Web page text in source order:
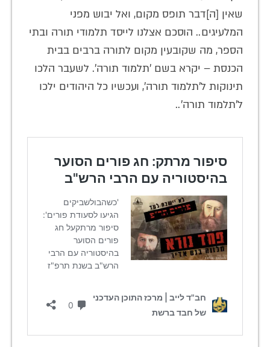
שאין [ה]דבר תופס מקום, ואל יבוש מפני
המלעיגים.. הוסכם אצלנו לייסד תלמודי תורה ובתי
הספר, מה שקובעין מקום לתורה ברבים בבית
הכנסת – יקרא בשם 'תלמוד תורה'. לשעבר הלכו
תינוקות ל'תלמוד תורה', ועכשיו כל היהודים ילכו
ל'תלמוד תורה'..